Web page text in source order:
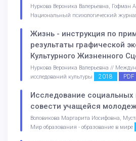
Нуркова Вероника Валерьевна, Гофман
Национальный психологический
Жизнь - инструкция по
результаты графической
Культурного Жизненного
Нуркова Вероника Валерьевна //
исследований культуры
2018 PDF
Исследование социальных
совести учащейся
Воловикова Маргарита Иосифовна,
Мир образования - образование в мире